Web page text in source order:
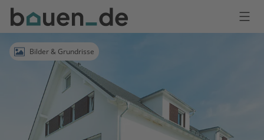
Bauen
Logo
AnmeldenBilder & Grundrisse